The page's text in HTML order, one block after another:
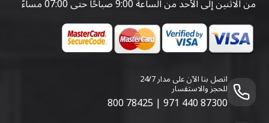
اتصل بنا الآن على مدار 24/7
للحجز والاستفسار
800 78425 | 971 440 87300